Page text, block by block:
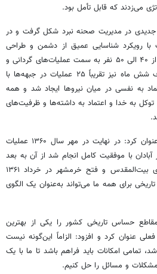
می‌زدند که قابل تأمل بود.
جدیدی در مدیریت صحنه نبرد شکل گرفت و در
با رویکرد شناسایی عمیق از دشمن و طراحی
مناسب انجام شد؛ این عملیات‌ها از ۴۰ الی ۵۰ نفر به سمت عملیات‌های گردانی و
تا حد هزار نفر پیش رفت و ظرف شش ماه نیز تقریباً ۲۵ عملیات در جبهه‌ها با
به نفسی در میان نیروها ایجاد شد و همه
به خدا و اعتماد به داشته‌ها و ظرفیت‌های
رئیس ستاد کل نیروهای مسلح عنوان کرد: در نهایت در مهر سال ۱۳۶۰ عملیات
با موفقیت کامل انجام شد از آن به بعد
نیز زنجیره عملیات‌هایی تا پیروزی بیت‌المقدس و فتح خرمشهر در خرداد ۱۳۶۱
برای همه ما می‌تواند به‌عنوان یک الگوی
حساس تاریخی کشور را یکی از بهترین
عنوان کرد و افزود: الزاماً این‌گونه نیست
تمامی امکانات باید فراهم باشد تا ما با یک
و مسائل را حل کنیم.